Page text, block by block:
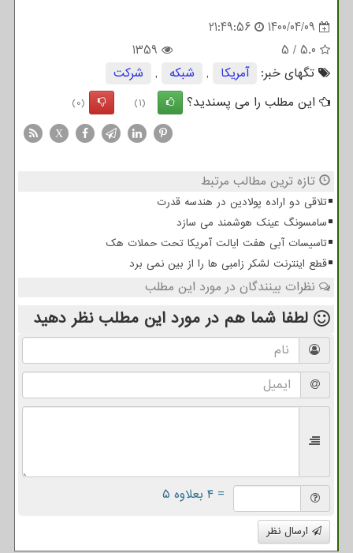
1400/04/09
21:49:56
5.0
/
5
1359
تگهای خبر:
آمریكا , شبكه ,
شركت
این مطلب را می پسندید؟
(1)
(0)
X
تازه ترین مطالب مرتبط
تلاقی دو اراده پولادین در هندسه قدرت
سامسونگ عینک هوشمند می سازد
تاسیسات آبی هفت ایالت آمریکا تحت حملات هک
قطع اینترنت لشکر زامبی ها را از بین نمی برد
نظرات بینندگان در مورد این مطلب
لطفا شما هم در مورد این مطلب نظر دهید
= ۴ بعلاوه ۵
ارسال نظر